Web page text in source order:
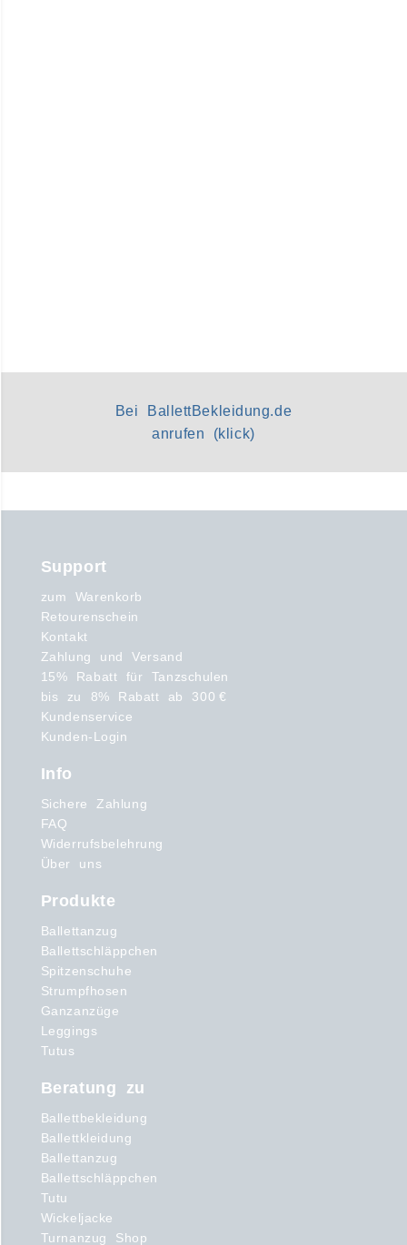
Bei BallettBekleidung.de
anrufen (klick)
Support
zum Warenkorb
Retourenschein
Kontakt
Zahlung und Versand
15% Rabatt für Tanzschulen
bis zu 8% Rabatt ab 300 €
Kundenservice
Kunden-Login
Info
Sichere Zahlung
FAQ
Widerrufsbelehrung
Über uns
Produkte
Ballettanzug
Ballettschläppchen
Spitzenschuhe
Strumpfhosen
Ganzanzüge
Leggings
Tutus
Beratung zu
Ballettbekleidung
Ballettkleidung
Ballettanzug
Ballettschläppchen
Tutu
Wickeljacke
Turnanzug Shop